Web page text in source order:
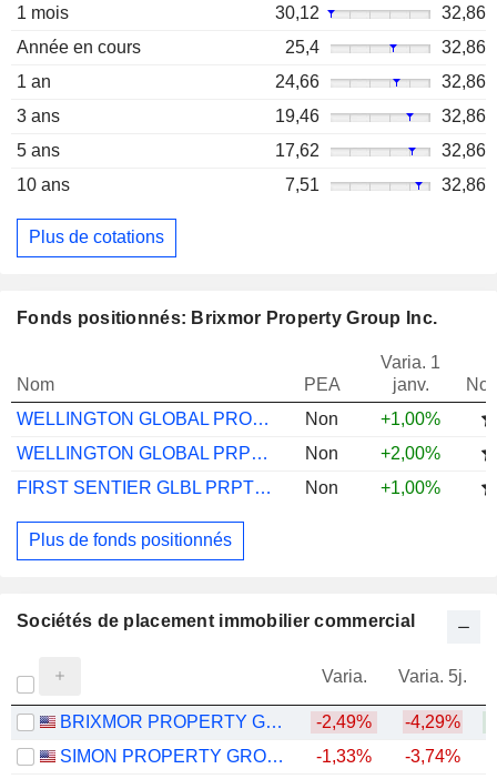
1 mois 30,12
32,86
Année en cours
25,4
32,86
1 an
24,66
32,86
3 ans
19,46
32,86
5 ans
17,62
32,86
10 ans
7,51 32,86
Plus de cotations
Fonds positionnés: Brixmor Property Group Inc.
Nom PEA
Varia. 1
janv.
WELLINGTON GLOBAL PROPERTY INCOME FUND U
Non
+1,00%
WELLINGTON GLOBAL PRPTY USD S AC
Non
+2,00%
FIRST SENTIER GLBL PRPTY SECS I USD ACC
Non +1,00%
Plus de fonds positionnés
Sociétés de placement immobilier commercial
Varia. Varia. 5j.
BRIXMOR PROPERTY GROUP INC. -2,49% -4,29%
SIMON PROPERTY GROUP, INC.
-1,33% -3,74%